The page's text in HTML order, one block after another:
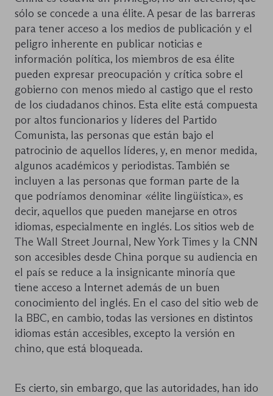
sólo se concede a una élite. A pesar de las barreras
para tener acceso a los medios de publicación y el
peligro inherente en publicar noticias e
información política, los miembros de esa élite
pueden expresar preocupación y crítica sobre el
gobierno con menos miedo al castigo que el resto
de los ciudadanos chinos. Esta elite está compuesta
por altos funcionarios y líderes del Partido
Comunista, las personas que están bajo el
patrocinio de aquellos líderes, y, en menor medida,
algunos académicos y periodistas. También se
incluyen a las personas que forman parte de la
que podríamos denominar «élite lingüística», es
decir, aquellos que pueden manejarse en otros
idiomas, especialmente en inglés. Los sitios web de
The Wall Street Journal, New York Times y la CNN
son accesibles desde China porque su audiencia en
el país se reduce a la insignicante minoría que
tiene acceso a Internet además de un buen
conocimiento del inglés. En el caso del sitio web de
la BBC, en cambio, todas las versiones en distintos
idiomas están accesibles, excepto la versión en
chino, que está bloqueada.
Es cierto, sin embargo, que las autoridades, han ido